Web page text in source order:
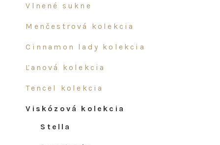
vlnené sukne
menčestrová kolekcia
cinnamon lady kolekcia
ľanová kolekcia
tencel kolekcia
viskózová kolekcia
stella